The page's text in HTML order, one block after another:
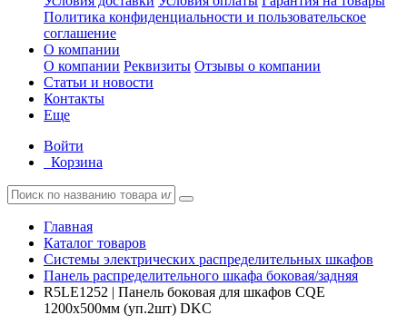
Политика конфиденциальности и пользовательское
соглашение
О компании
О компании Реквизиты Отзывы о компании
Статьи и новости
Контакты
Еще
Войти
Корзина
Главная
Каталог товаров
Системы электрических распределительных шкафов
Панель распределительного шкафа боковая/задняя
R5LE1252 | Панель боковая для шкафов CQE
1200х500мм (уп.2шт) DKC